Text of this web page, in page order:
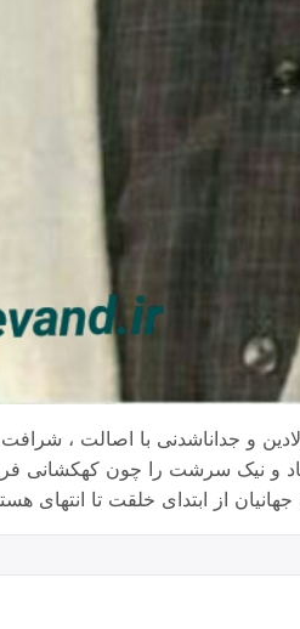
و جداناشدنی با اصالت ،
و نیک سرشت را چون کهکشانی
از ابتدای خلقت تا انتهای